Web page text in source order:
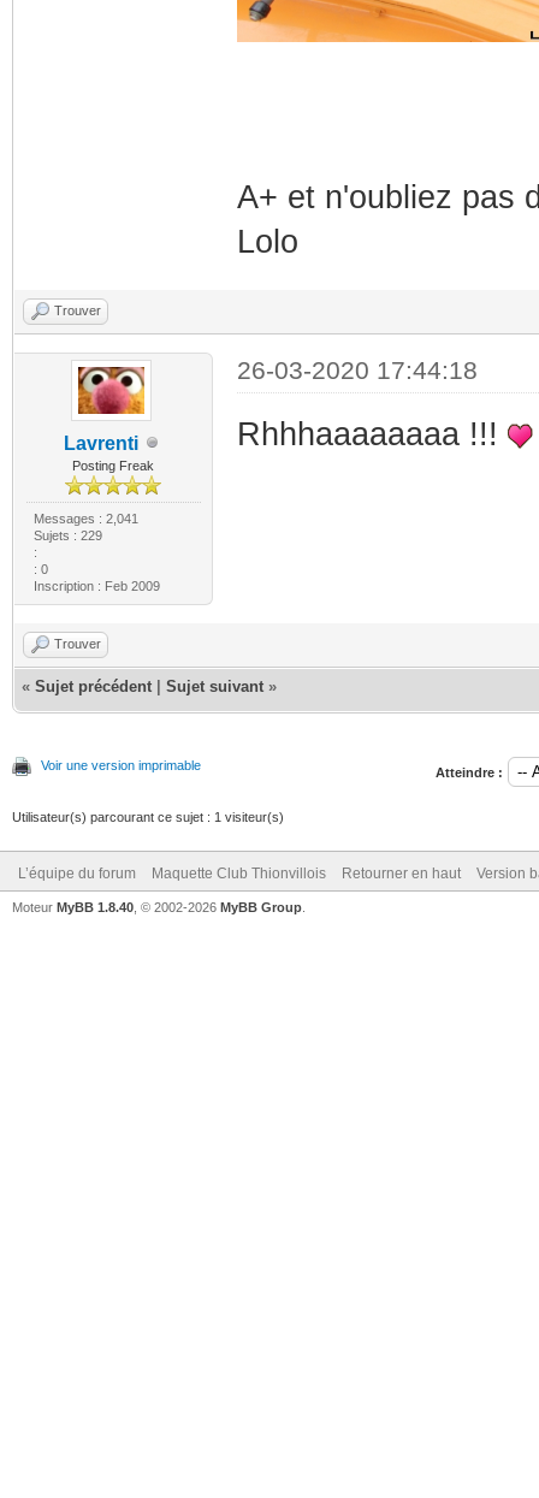
A+ et n'oubliez pas
Lolo
Trouver
Lavrenti
Posting Freak
Messages : 2,041
Sujets : 229
:
: 0
Inscription : Feb 2009
26-03-2020 17:44:18
Rhhhaaaaaaaa !!!
Trouver
« Sujet précédent Sujet suivant »
Voir une version imprimable Atteindre :
Utilisateur(s) parcourant ce sujet : 1 visiteur(s)
L’équipe du forum Maquette Club Thionvillois Retourner en haut Version
Moteur MyBB 1.8.40 , © 2002-2026 MyBB Group